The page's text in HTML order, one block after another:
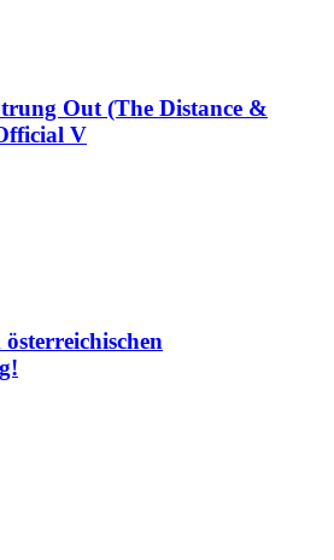
Out (The Distance &
V